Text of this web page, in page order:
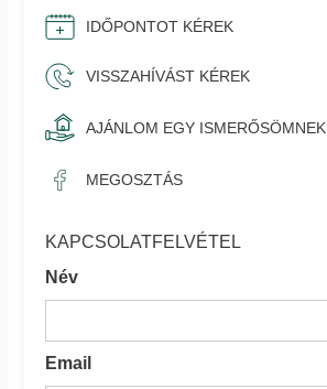
IDŐPONTOT KÉREK
VISSZAHÍVÁST KÉREK
AJÁNLOM EGY ISMERŐSÖMNEK
MEGOSZTÁS
KAPCSOLATFELVÉTEL
Név
Email